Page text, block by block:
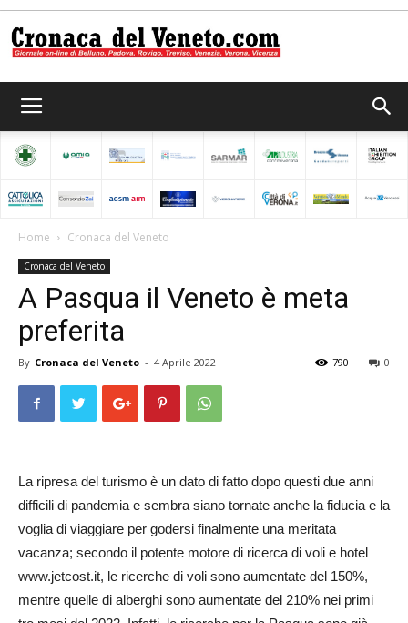
del
Home Cronaca del Veneto
Cronaca del Veneto
A Pasqua il Veneto è meta
preferita
By Cronaca del Veneto - 4 Aprile 2022 0
790
La ripresa del turismo è un dato di fatto dopo questi due anni
difficili di pandemia e sembra siano tornate anche la fiducia e la
voglia di viaggiare per godersi finalmente una meritata
vacanza; secondo il potente motore di ricerca di voli e hotel
www.jetcost.it, le ricerche di voli sono aumentate del 150%,
mentre quelle di alberghi sono aumentate del 210% nei primi